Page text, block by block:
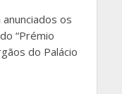
os
“Prémio
do Palácio